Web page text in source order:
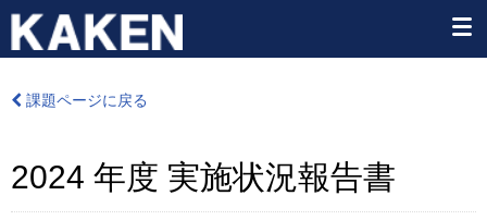
課題ページに戻る
2024 年度 実施状況報告書